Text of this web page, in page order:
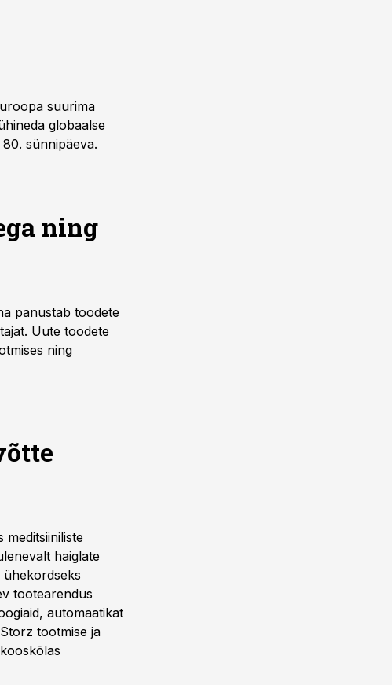
suurima
globaalse
sünnipäeva.
ning
panustab toodete
Uute toodete
ning
haiglate
ühekordseks
tootearendus
automaatikat
tootmise ja